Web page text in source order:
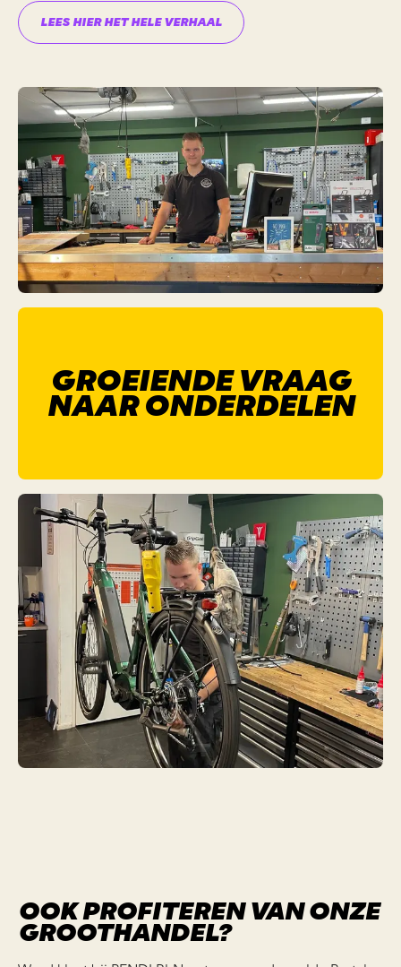
LEES HIER HET HELE VERHAAL
GROEIENDE VRAAG
NAAR ONDERDELEN
OOK PROFITEREN VAN ONZE
GROOTHANDEL?